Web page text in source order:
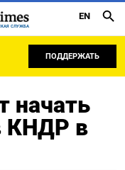
СЛУЖБА
EN
ПОДДЕРЖАТЬ
начать
КНДР в